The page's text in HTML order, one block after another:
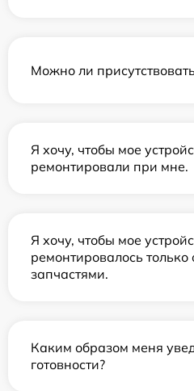
Можно ли
Я хочу, чтобы мое
ремонтировали при мне.
Я хочу, чтобы мое
ремонтировалось
запчастями.
Каким образом меня
готовности?